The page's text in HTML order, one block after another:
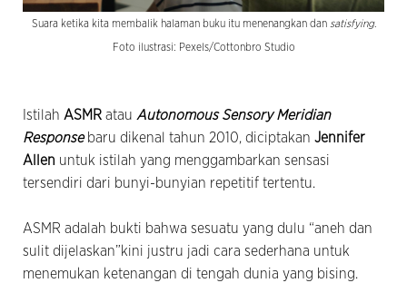
Suara ketika kita membalik halaman buku itu menenangkan dan satisfying.
Foto ilustrasi: Pexels/Cottonbro Studio
Istilah ASMR atau Autonomous Sensory Meridian
Responsebaru dikenal tahun 2010, diciptakan Jennifer
Allen untuk istilah yang menggambarkan sensasi
tersendiri dari bunyi-bunyian repetitif tertentu.
ASMR adalah bukti bahwa sesuatu yang dulu “aneh dan
sulit dijelaskan”kini justru jadi cara sederhana untuk
menemukan ketenangan di tengah dunia yang bising.